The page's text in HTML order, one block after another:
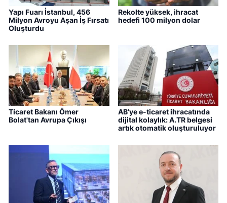
Yapı Fuarı İstanbul, 456
Milyon Avroyu Aşan İş Fırsatı
Oluşturdu
Rekolte yüksek, ihracat
hedefi 100 milyon dolar
Ticaret Bakanı Ömer
Bolat'tan Avrupa Çıkışı
AB’ye e-ticaret ihracatında
dijital kolaylık: A.TR belgesi
artık otomatik oluşturuluyor